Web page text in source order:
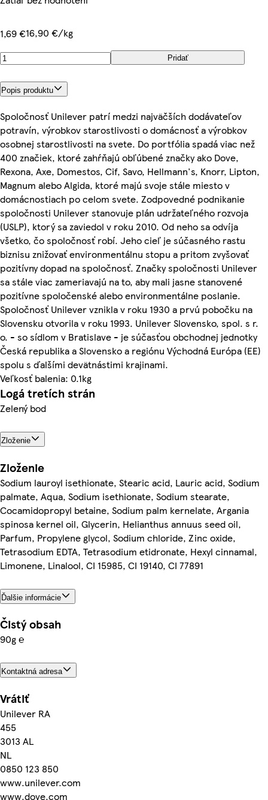
1,69 €16,90 €/kg
Pridať
Popis produktu
Spoločnosť Unilever patrí medzi najväčších dodávateľov
potravín, výrobkov starostlivosti o domácnosť a výrobkov
osobnej starostlivosti na svete. Do portfólia spadá viac než
400 značiek, ktoré zahŕňajú obľúbené značky ako Dove,
Rexona, Axe, Domestos, Cif, Savo, Hellmann's, Knorr, Lipton,
Magnum alebo Algida, ktoré majú svoje stále miesto v
domácnostiach po celom svete. Zodpovedné podnikanie
spoločnosti Unilever stanovuje plán udržateľného rozvoja
(USLP), ktorý sa zaviedol v roku 2010. Od neho sa odvíja
všetko, čo spoločnosť robí. Jeho cieľ je súčasného rastu
biznisu znižovať environmentálnu stopu a pritom zvyšovať
pozitívny dopad na spoločnosť. Značky spoločnosti Unilever
sa stále viac zameriavajú na to, aby mali jasne stanovené
pozitívne spoločenské alebo environmentálne poslanie.
Spoločnosť Unilever vznikla v roku 1930 a prvú pobočku na
Slovensku otvorila v roku 1993. Unilever Slovensko, spol. s r.
o. - so sídlom v Bratislave - je súčasťou obchodnej jednotky
Česká republika a Slovensko a regiónu Východná Európa (EE)
spolu s ďalšími devätnástimi krajinami.
Veľkosť balenia: 0.1kg
Logá tretích strán
Zelený bod
Zloženie
Zloženie
Sodium lauroyl isethionate, Stearic acid, Lauric acid, Sodium
palmate, Aqua, Sodium isethionate, Sodium stearate,
Cocamidopropyl betaine, Sodium palm kernelate, Argania
spinosa kernel oil, Glycerin, Helianthus annuus seed oil,
Parfum, Propylene glycol, Sodium chloride, Zinc oxide,
Tetrasodium EDTA, Tetrasodium etidronate, Hexyl cinnamal,
Limonene, Linalool, CI 15985, CI 19140, CI 77891
Ďalšie informácie
Čistý obsah
90g ℮
Kontaktná adresa
Vrátiť
Unilever RA
455
3013 AL
NL
0850 123 850
www.unilever.com
www.dove.com